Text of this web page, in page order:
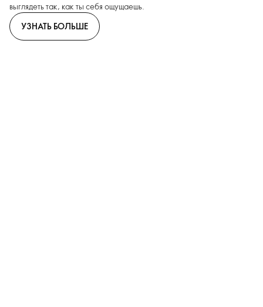
выглядеть так, как ты себя ощущаешь.
УЗНАТЬ БОЛЬШЕ